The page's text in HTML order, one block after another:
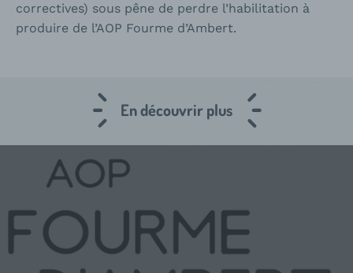
correctives) sous pêne de perdre l’habilitation à
produire de l’AOP Fourme d’Ambert.
En découvrir plus